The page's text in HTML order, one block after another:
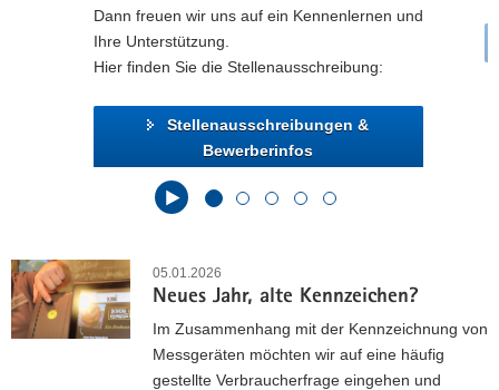
Dann freuen wir uns auf ein Kennenlernen und
Ihre Unterstützung.
Hier finden Sie die Stellenausschreibung:
Stellenausschreibungen &
Bewerberinfos
05.01.2026
Neues Jahr, alte Kennzeichen?
Im Zusammenhang mit der Kennzeichnung von
Messgeräten möchten wir auf eine häufig
gestellte Verbraucherfrage eingehen und